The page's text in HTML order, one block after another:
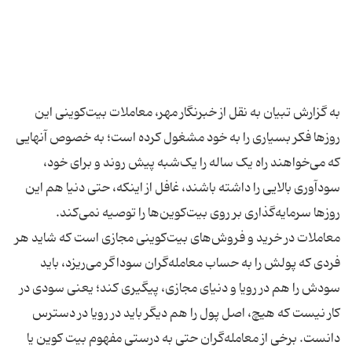
به گزارش تبیان به نقل از خبرنگار مهر، معاملات بیت‌کوینی این
روزها فکر بسیاری را به خود مشغول کرده است؛ به خصوص آنهایی
که می‌خواهند راه یک‌ ساله را یک‌شبه پیش روند و برای خود،
سودآوری بالایی را داشته باشند، غافل از اینکه، حتی دنیا هم این
روزها سرمایه‌گذاری بر روی بیت‌کوین‌ها را توصیه نمی‌کند.
معاملات در خرید و فروش‌های بیت‌کوینی مجازی است که شاید هر
فردی که پولش را به حساب معامله‌گران سوداگر می‌ریزد، باید
سودش را هم در رویا و دنیای مجازی، پیگیری کند؛ یعنی سودی در
کار نیست که هیچ، اصل پول را هم دیگر باید در رویا در دسترس
دانست. برخی از معامله‌گران حتی به درستی مفهوم بیت کوین یا